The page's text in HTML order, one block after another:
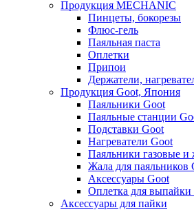
Продукция MECHANIC
Пинцеты, бокорезы
Флюс-гель
Паяльная паста
Оплетки
Припои
Держатели,
Продукция Goot, Япония
Паяльники Goot
Паяльные станции
Подставки Goot
Нагреватели Goot
Паяльники газовые и
Жала для паяльников
Аксессуары Goot
Оплетка для
Аксессуары для пайки